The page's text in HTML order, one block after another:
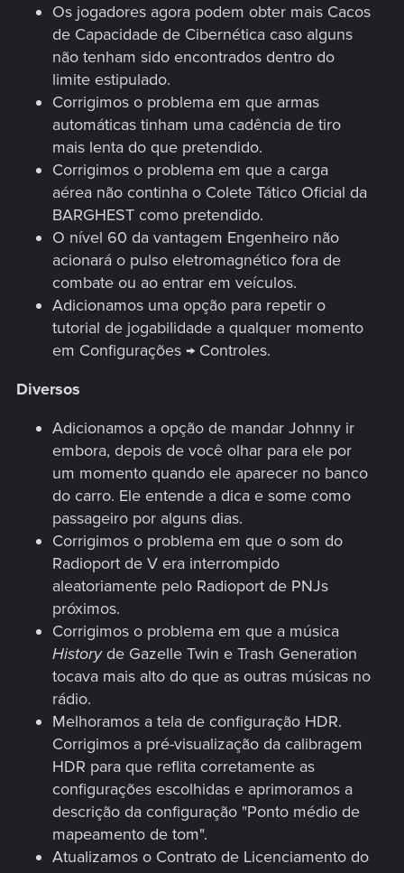
Os jogadores agora podem obter mais Cacos
de Capacidade de Cibernética caso alguns
não tenham sido encontrados dentro do
limite estipulado.
Corrigimos o problema em que armas
automáticas tinham uma cadência de tiro
mais lenta do que pretendido.
Corrigimos o problema em que a carga
aérea não continha o Colete Tático Oficial da
BARGHEST como pretendido.
O nível 60 da vantagem Engenheiro não
acionará o pulso eletromagnético fora de
combate ou ao entrar em veículos.
Adicionamos uma opção para repetir o
tutorial de jogabilidade a qualquer momento
em Configurações → Controles.
Diversos
Adicionamos a opção de mandar Johnny ir
embora, depois de você olhar para ele por
um momento quando ele aparecer no banco
do carro. Ele entende a dica e some como
passageiro por alguns dias.
Corrigimos o problema em que o som do
Radioport de V era interrompido
aleatoriamente pelo Radioport de PNJs
próximos.
Corrigimos o problema em que a música
Historyde Gazelle Twin e Trash Generation
tocava mais alto do que as outras músicas no
rádio.
Melhoramos a tela de configuração HDR.
Corrigimos a pré-visualização da calibragem
HDR para que reflita corretamente as
configurações escolhidas e aprimoramos a
descrição da configuração "Ponto médio de
mapeamento de tom".
Atualizamos o Contrato de Licenciamento do